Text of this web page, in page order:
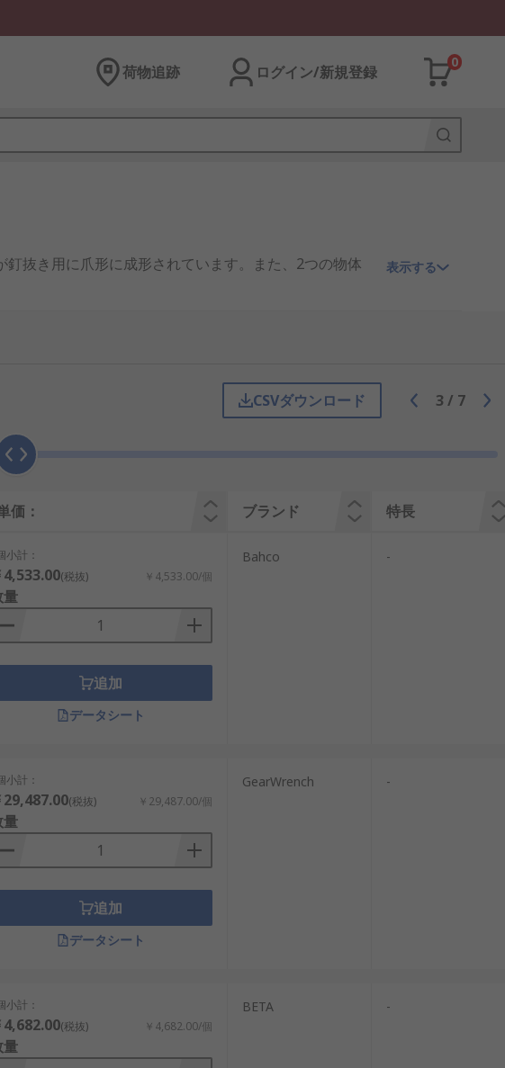
荷物追跡 ログイン/新規登録
0
抜き用に爪形に成形されています。また、2つの物体
表示する
CSVダウンロード 3 / 7
価： ブランド 特長
小計：
4,533.00(税抜) ￥4,533.00/個
量
追加
データシート
Bahco -
小計：
29,487.00(税抜) ￥29,487.00/個
量
追加
データシート
GearWrench -
小計：
4,682.00(税抜) ￥4,682.00/個
量
BETA -